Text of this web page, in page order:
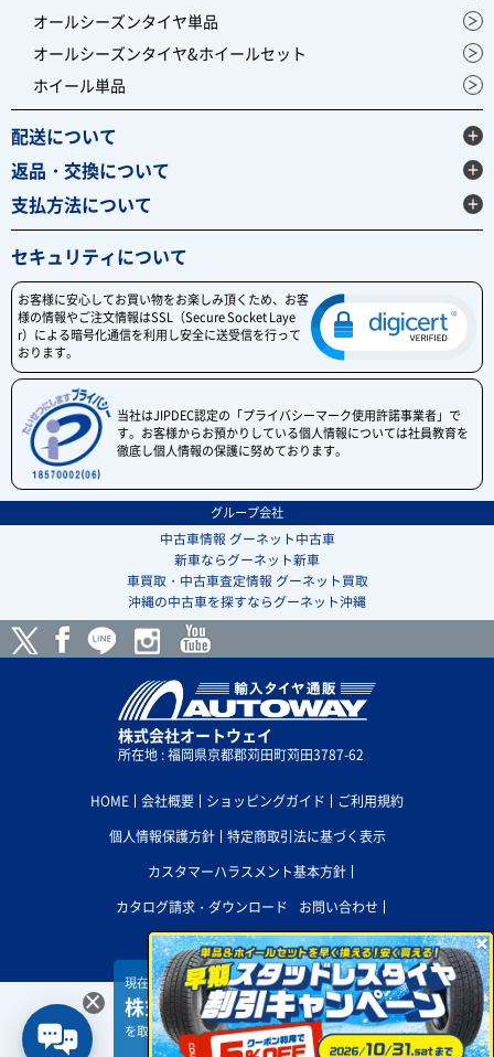

オールシーズンタイヤ単品
オールシーズンタイヤ&ホイールセット
ホイール単品
配送について
返品・交換について
支払方法について
セキュリティについて
お客様に安心してお買い物をお楽しみ頂くため、お客
様の情報やご注文情報はSSL（Secure Socket Laye
r）による暗号化通信を利用し安全に送受信を行って
おります。
当社はJIPDEC認定の「プライバシーマーク使用許諾事業者」で
す。お客様からお預かりしている個人情報については社員教育を
徹底し個人情報の保護に努めております。
グループ会社
中古車情報 グーネット中古車
新車ならグーネット新車
車買取・中古車査定情報 グーネット買取
沖縄の中古車を探すならグーネット沖縄
株式会社オートウェイ
所在地 : 福岡県京都郡苅田町苅田3787-62
HOME 会社概要 ショッピングガイド
ご利用規約
個人情報保護方針
特定商取引法に基づく表示
カスタマーハラスメント基本方針
カタログ請求・ダウンロード
お問い合わせ
採用情報 サイトマップ
PC版サイトを表示
×
現在、
株式会社オートクルー ジングアカホリ
を取付店に選択しています。
×